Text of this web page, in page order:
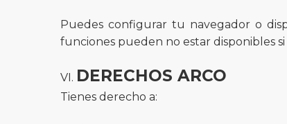
Puedes configurar tu navegador o
funciones pueden no estar disponibles si
DERECHOS ARCO
Tienes derecho a: